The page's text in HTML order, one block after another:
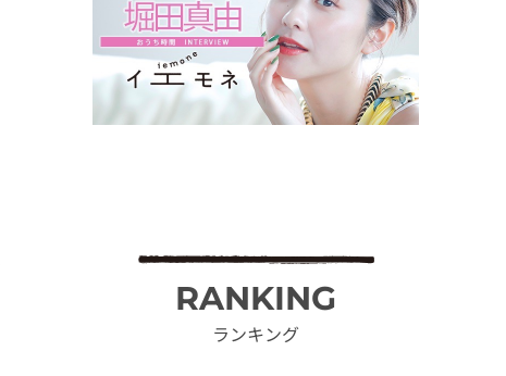
RANKING
ランキング